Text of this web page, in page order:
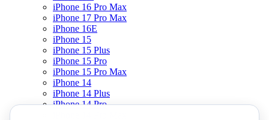
iPhone 16 Pro Max
iPhone 17 Pro Max
iPhone 16E
iPhone 15
iPhone 15 Plus
iPhone 15 Pro
iPhone 15 Pro Max
iPhone 14
iPhone 14 Plus
iPhone 14 Pro